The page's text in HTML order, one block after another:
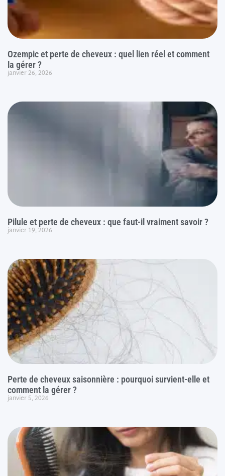
Ozempic et perte de cheveux : quel lien réel et comment
la gérer ?
janvier 26, 2026
Pilule et perte de cheveux : que faut-il vraiment savoir ?
janvier 19, 2026
Perte de cheveux saisonnière : pourquoi survient-elle et
comment la gérer ?
janvier 5, 2026